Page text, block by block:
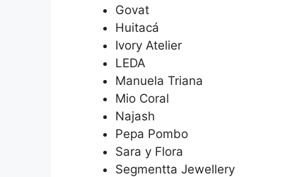
Govat
Huitacá
Ivory Atelier
LEDA
Manuela Triana
Mio Coral
Najash
Pepa Pombo
Sara y Flora
Segmentta Jewellery